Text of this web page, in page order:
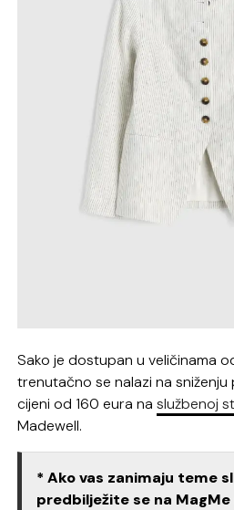
Sako je dostupan u veličinama
trenutačno se nalazi na
cijeni od 160 eura naslužbenoj
Madewell.
* Ako vas zanimaju teme
predbilježite se na